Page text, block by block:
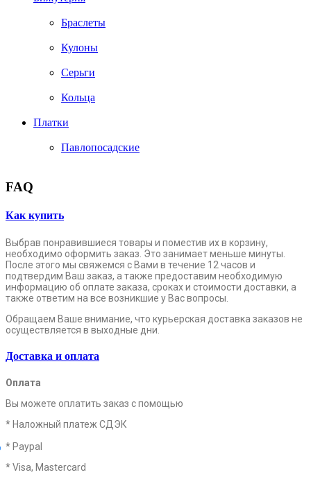
Браслеты
Кулоны
Серьги
Кольца
Платки
Павлопосадские
FAQ
Как купить
Выбрав понравившиеся товары и поместив их в корзину,
необходимо оформить заказ. Это занимает меньше минуты.
После этого мы свяжемся с Вами в течение 12 часов и
подтвердим Ваш заказ, а также предоставим необходимую
информацию об оплате заказа, сроках и стоимости доставки, а
также ответим на все возникшие у Вас вопросы.
Обращаем Ваше внимание, что курьерская доставка заказов не
осуществляется в выходные дни.
Доставка и оплата
Оплата
Вы можете оплатить заказ с помощью
* Наложный платеж СДЭК
* Paypal
* Visa, Mastercard